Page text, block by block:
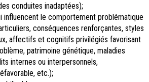
conduites inadaptées);
influencent le comportement problématique
conséquences renforçantes, styles
affectifs et cognitifs privilégiés favorisant
patrimoine génétique, maladies
internes ou interpersonnels,
etc.);